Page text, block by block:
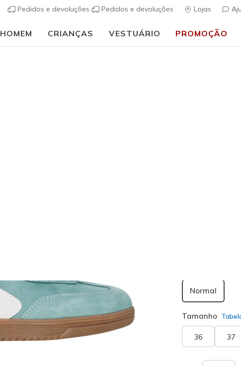
Pedidos e devoluções Pedidos e devoluções Lojas
HOMEM CRIANÇAS VESTUÁRIO PROMOÇÃO
Normal
Tamanho
36 37